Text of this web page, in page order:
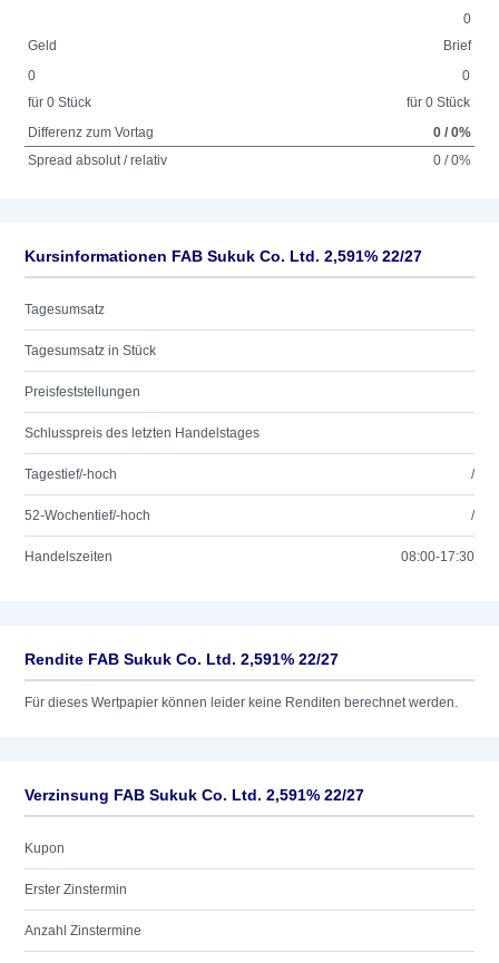
0
Geld
Brief
0
für 0 Stück
0
für 0 Stück
Differenz zum Vortag
0 / 0%
Spread absolut / relativ
0 / 0%
Kursinformationen FAB Sukuk Co. Ltd. 2,591% 22/27
Tagesumsatz
Tagesumsatz in Stück
Preisfeststellungen
Schlusspreis des letzten Handelstages
Tagestief/-hoch /
52-Wochentief/-hoch /
Handelszeiten 08:00-17:30
Rendite FAB Sukuk Co. Ltd. 2,591% 22/27
Für dieses Wertpapier können leider keine Renditen berechnet werden.
Verzinsung FAB Sukuk Co. Ltd. 2,591% 22/27
Kupon
Erster Zinstermin
Anzahl Zinstermine